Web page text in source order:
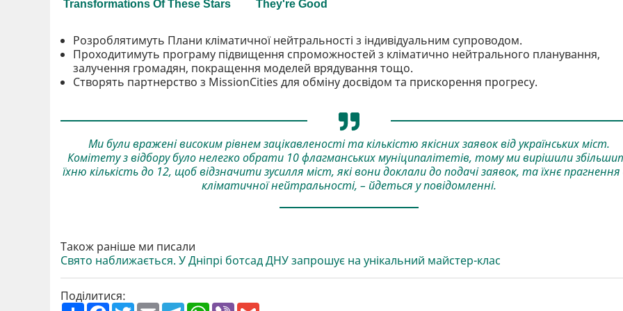
Розроблятимуть Плани кліматичної нейтральності з індивідуальним супроводом.
Проходитимуть програму підвищення спроможностей з кліматично нейтрального планування,
залучення громадян, покращення моделей врядування тощо.
Створять партнерство з MissionCities для обміну досвідом та прискорення прогресу.
Ми були вражені високим рівнем зацікавленості та кількістю якісних заявок від українських міст.
Комітету з відбору було нелегко обрати 10 флагманських муніципалітетів, тому ми вирішили
їхню кількість до 12, щоб відзначити зусилля міст, які вони доклали до подачі заявок, та їхнє
кліматичної нейтральності, – йдеться у повідомленні.
Також раніше ми писали
Свято наближається. У Дніпрі ботсад ДНУ запрошує на унікальний майстер-клас
Поділитися: